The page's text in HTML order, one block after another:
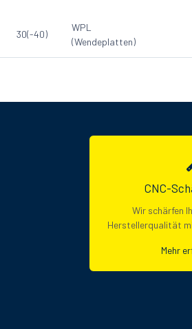
30(-40)
WPL
(Wendeplatten)
CNC-
Wir schärfen
Herstellerqualität
Mehr